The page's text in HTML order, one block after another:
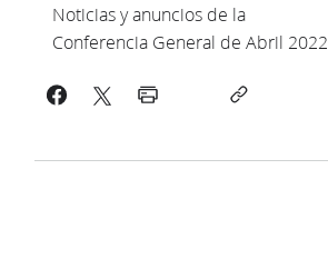
Noticias y anuncios de la
Conferencia General de Abril 2022